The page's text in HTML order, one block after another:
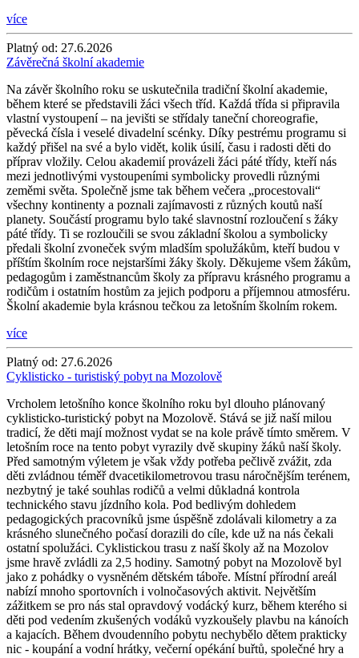
více
Platný od: 27.6.2026
Závěrečná školní akademie
Na závěr školního roku se uskutečnila tradiční školní akademie,
během které se představili žáci všech tříd. Každá třída si připravila
vlastní vystoupení – na jevišti se střídaly taneční choreografie,
pěvecká čísla i veselé divadelní scénky. Díky pestrému programu si
každý přišel na své a bylo vidět, kolik úsilí, času i radosti děti do
příprav vložily. Celou akademií provázeli žáci páté třídy, kteří nás
mezi jednotlivými vystoupeními symbolicky provedli různými
zeměmi světa. Společně jsme tak během večera „procestovali“
všechny kontinenty a poznali zajímavosti z různých koutů naší
planety. Součástí programu bylo také slavnostní rozloučení s žáky
páté třídy. Ti se rozloučili se svou základní školou a symbolicky
předali školní zvoneček svým mladším spolužákům, kteří budou v
příštím školním roce nejstaršími žáky školy. Děkujeme všem žákům,
pedagogům i zaměstnancům školy za přípravu krásného programu a
rodičům i ostatním hostům za jejich podporu a příjemnou atmosféru.
Školní akademie byla krásnou tečkou za letošním školním rokem.
více
Platný od: 27.6.2026
Cyklisticko - turistiský pobyt na Mozolově
Vrcholem letošního konce školního roku byl dlouho plánovaný
cyklisticko-turistický pobyt na Mozolově. Stává se již naší milou
tradicí, že děti mají možnost vydat se na kole právě tímto směrem. V
letošním roce na tento pobyt vyrazily dvě skupiny žáků naší školy.
Před samotným výletem je však vždy potřeba pečlivě zvážit, zda
děti zvládnou téměř dvacetikilometrovou trasu náročnějším terénem,
nezbytný je také souhlas rodičů a velmi důkladná kontrola
technického stavu jízdního kola. Pod bedlivým dohledem
pedagogických pracovníků jsme úspěšně zdolávali kilometry a za
krásného slunečného počasí dorazili do cíle, kde už na nás čekali
ostatní spolužáci. Cyklistickou trasu z naší školy až na Mozolov
jsme hravě zvládli za 2,5 hodiny. Samotný pobyt na Mozolově byl
jako z pohádky o vysněném dětském táboře. Místní přírodní areál
nabízí mnoho sportovních i volnočasových aktivit. Největším
zážitkem se pro nás stal opravdový vodácký kurz, během kterého si
děti pod vedením zkušených vodáků vyzkoušely plavbu na kánoích
a kajacích. Během dvoudenního pobytu nechybělo dětem prakticky
nic - koupání a vodní hrátky, večerní opékání buřtů, společné hry a